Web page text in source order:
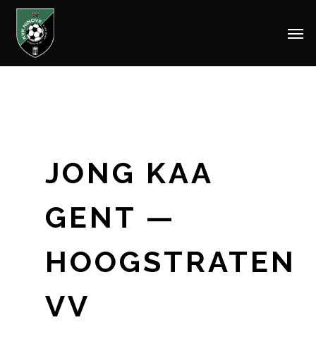
Skip
JONG KAA
GENT —
HOOGSTRATEN
VV